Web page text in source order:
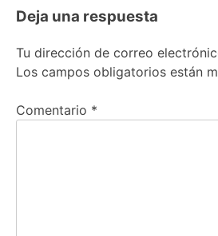
Deja una respuesta
Tu dirección de correo
Los campos obligatorios están
Comentario *